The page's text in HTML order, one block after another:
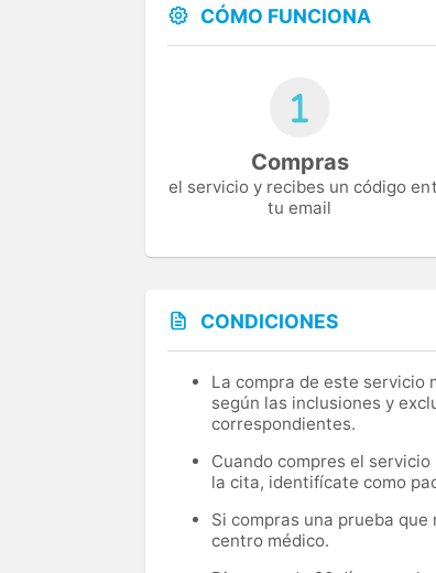
CÓMO FUNCIONA
Compras
el servicio y recibes un código en
tu email
CONDICIONES
La compra de este servicio
según las inclusiones y
correspondientes.
Cuando compres el
la cita, identifícate como
Si compras una prueba
centro médico.